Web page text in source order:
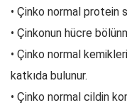
• Çinko normal protein
• Çinkonun hücre
• Çinko normal
katkıda bulunur.
• Çinko normal cildin